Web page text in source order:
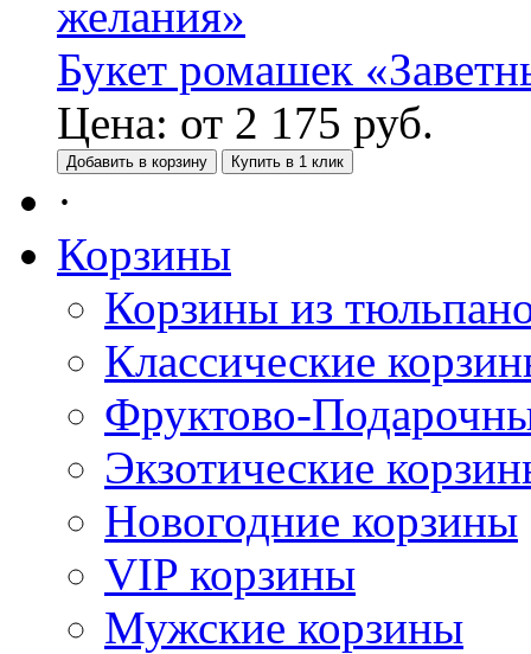
Букет ромашек
Цена: от 2 175 руб.
Добавить в корзину Купить в 1 клик
·
Корзины
Корзины из
Классические
Фруктово-
Экзотические
Новогодние корзины
VIP корзины
Мужские корзины